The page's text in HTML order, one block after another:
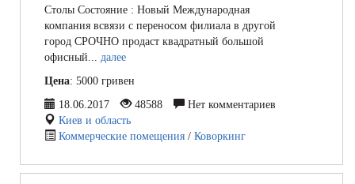
Столы Состояние : Новый Международная
компания всвязи с переносом филиала в другой
город СРОЧНО продаст квадратный большой
офисный... далее
Цена: 5000 гривен
18.06.2017
48588
Нет комментариев
Киев и область
Коммерческие помещения / Коворкинг